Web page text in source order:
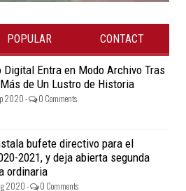
POPULAR CONTACT
Digital Entra en Modo Archivo Tras
de Un Lustro de Historia
2020 - 0 Comments
bufete directivo para el
2021, y deja abierta segunda
ordinaria
2020 - 0 Comments